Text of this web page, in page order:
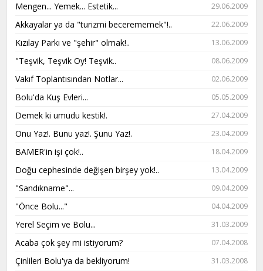
Mengen... Yemek... Estetik... 29.06.2009
Akkayalar ya da "turizmi becerememek"!.. 22.06.2009
Kızılay Parkı ve "şehir" olmak!.. 13.06.2009
"Teşvik, Teşvik Oy! Teşvik.. 08.06.2009
Vakıf Toplantısından Notlar... 02.06.2009
Bolu'da Kuş Evleri... 05.05.2009
Demek ki umudu kestik!. 27.04.2009
Onu Yaz!. Bunu yaz!. Şunu Yaz!. 23.04.2009
BAMER'in işi çok!.. 18.04.2009
Doğu cephesinde değişen birşey yok!.. 13.04.2009
"Sandıkname"... 09.04.2009
"Önce Bolu..." 04.04.2009
Yerel Seçim ve Bolu... 31.03.2009
Acaba çok şey mi istiyorum? 07.04.2008
Çinlileri Bolu'ya da bekliyorum! 31.03.2008